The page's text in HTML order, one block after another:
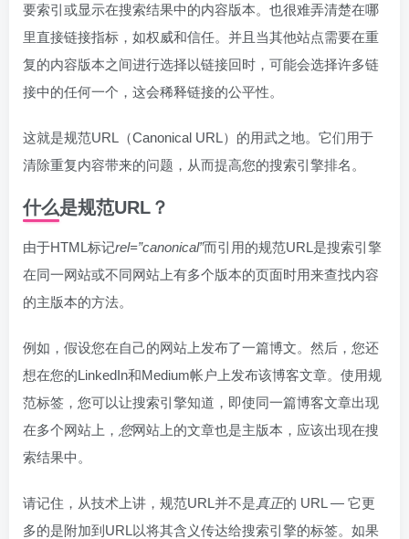
要索引或显示在搜索结果中的内容版本。也很难弄清楚在哪
里直接链接指标，如权威和信任。并且当其他站点需要在重
复的内容版本之间进行选择以链接回时，可能会选择许多链
接中的任何一个，这会稀释链接的公平性。
这就是规范URL（Canonical URL）的用武之地。它们用于
清除重复内容带来的问题，从而提高您的搜索引擎排名。
什么是规范URL？
由于HTML标记rel=”canonical”而引用的规范URL是搜索引擎
在同一网站或不同网站上有多个版本的页面时用来查找内容
的主版本的方法。
例如，假设您在自己的网站上发布了一篇博文。然后，您还
想在您的LinkedIn和Medium帐户上发布该博客文章。使用规
范标签，您可以让搜索引擎知道，即使同一篇博客文章出现
在多个网站上， 您网站上的文章也是主版本，应该出现在搜
索结果中。
请记住，从技术上讲，规范URL并不是真正的 URL — 它更
多的是附加到URL以将其含义传达给搜索引擎的标签。如果